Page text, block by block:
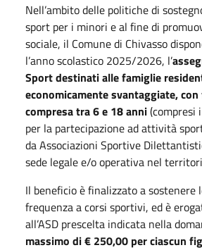
Nell’ambito delle politiche di
sport per i minori e al fine di
sociale, il Comune di Chivasso
l’anno scolastico 2025/2026, l’
Sport destinati alle famiglie
economicamente svantaggiate,
compresa tra 6 e 18 anni(compresi
per la partecipazione ad attività
da Associazioni Sportive
sede legale e/o operativa nel
Il beneficio è finalizzato a sostenere
frequenza a corsi sportivi, ed è
all’ASD prescelta indicata nella
massimo di € 250,00 per ciascun